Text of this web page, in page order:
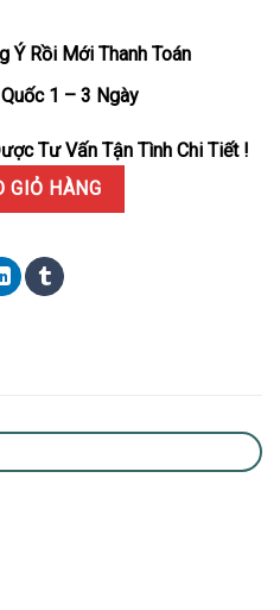
Ý Rồi Mới Thanh Toán
1 – 3 Ngày
Tư Vấn Tận Tình Chi Tiết !
Rafael Nadal Vỏ Carbon TPT
GIỎ HÀNG